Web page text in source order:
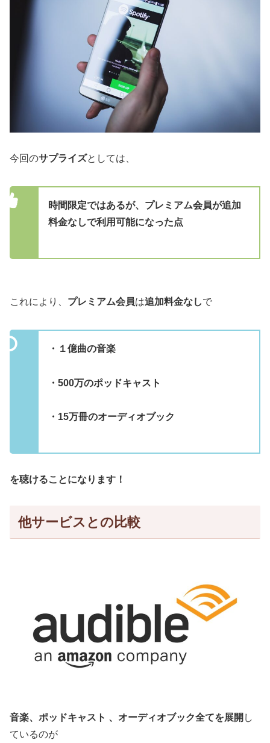
今回のサプライズとしては、
時間限定ではあるが、プレミアム会員が追加
料金なしで利用可能になった点
これにより、 プレミアム会員は追加料金なしで
・１億曲の音楽
・500万のポッドキャスト
・15万冊のオーディオブック
を聴けることになります！
他サービスとの比較
音楽、ポッドキャスト 、オーディオブック全てを展開 し
ているのが